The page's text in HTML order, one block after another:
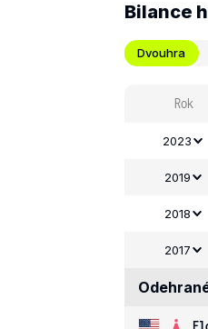
Bilance
Dvouhra
Rok
2023
2019
2018
2017